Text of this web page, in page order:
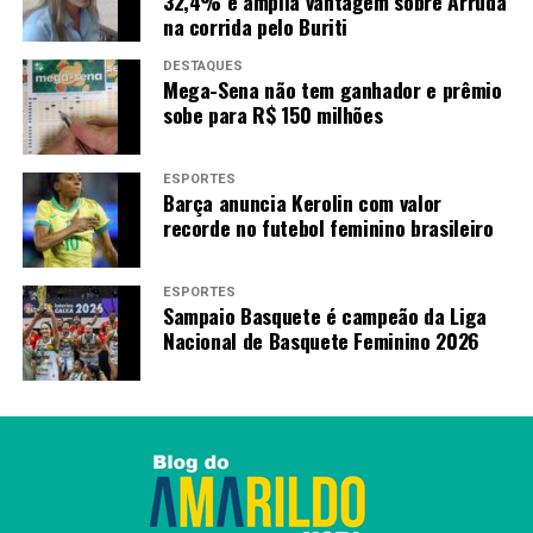
saúde e qualidade de vida
Redação
na corrida pelo Buriti
DESTAQUES
Mega-Sena não tem ganhador e prêmio
sobe para R$ 150 milhões
ESPORTES
Barça anuncia Kerolin com valor
recorde no futebol feminino brasileiro
ESPORTES
Sampaio Basquete é campeão da Liga
Nacional de Basquete Feminino 2026